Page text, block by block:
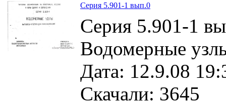
Серия 5.901-1 вып.0
Серия 5.901-1
Водомерные
Дата: 12.9.08
Скачали: 3645